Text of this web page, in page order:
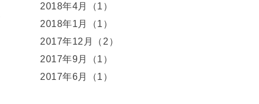
2018年4月（1）
2018年1月（1）
2017年12月（2）
2017年9月（1）
2017年6月（1）